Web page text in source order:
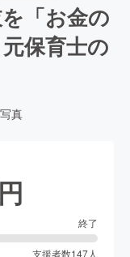
「お金の
保育士の
真
円
終了
支援者数147人